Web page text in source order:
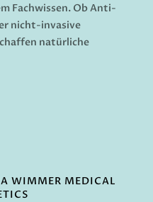
Fachwissen. Ob Anti-
nicht-invasive
natürliche
WIMMER MEDICAL